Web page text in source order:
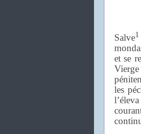
Salve1
et se
les